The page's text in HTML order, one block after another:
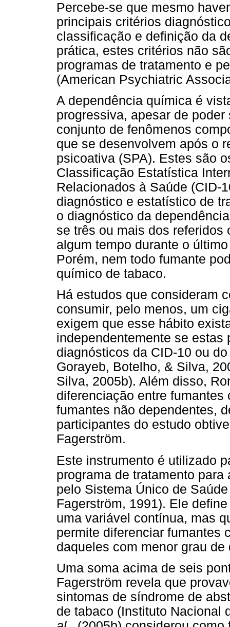
Percebe-se que mesmo
principais critérios
classificação e definição da
prática, estes critérios não
programas de tratamento e
(American Psychiatric
A dependência química é
progressiva, apesar de
conjunto de fenômenos
que se desenvolvem após o
psicoativa (SPA). Estes são
Classificação Estatística
Relacionados à Saúde (CID-
diagnóstico e estatístico de
o diagnóstico da
se três ou mais dos
algum tempo durante o
Porém, nem todo fumante
químico de tabaco.
Há estudos que consideram
consumir, pelo menos, um
exigem que esse hábito
independentemente se estas
diagnósticos da CID-10 ou
Gorayeb, Botelho, & Silva,
Silva, 2005b). Além disso,
diferenciação entre
fumantes não dependentes,
participantes do estudo
Fagerström.
Este instrumento é utilizado
programa de tratamento
pelo Sistema Único de
Fagerström, 1991). Ele
uma variável contínua, mas
permite diferenciar fumantes
daqueles com menor grau
Uma soma acima de seis
Fagerström revela que
sintomas de síndrome de
de tabaco (Instituto Nacional